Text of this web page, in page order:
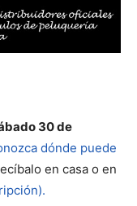
30 de
dónde puede
en casa o en